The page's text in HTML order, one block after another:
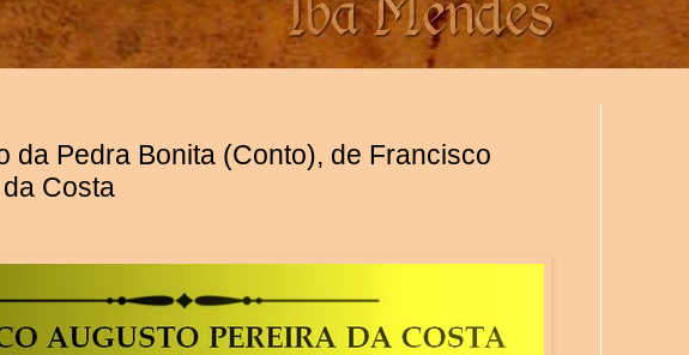
da Pedra Bonita (Conto), de Francisco
Costa